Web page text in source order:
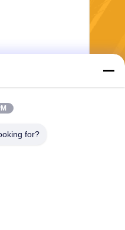
for?